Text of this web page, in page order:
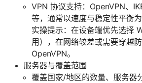
VPN 协议支持：OpenVPN、
等，通常以速度与稳定性平衡为
实操提示：在设备端优先选择
用），在网络较差或需要穿越
OpenVPN。
服务器与覆盖范围
覆盖国家/地区的数量、服务器